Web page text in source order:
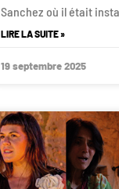
Sanchez où il était
LIRE LA SUITE »
19 septembre 2025